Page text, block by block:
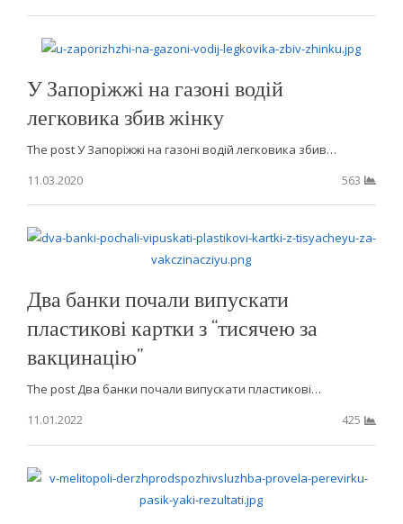
У Запоріжжі на газоні водій
легковика збив жінку
The post У Запоріжжі на газоні водій легковика збив…
11.03.2020
563
Два банки почали випускати
пластикові картки з “тисячею за
вакцинацію”
The post Два банки почали випускати пластикові…
11.01.2022
425